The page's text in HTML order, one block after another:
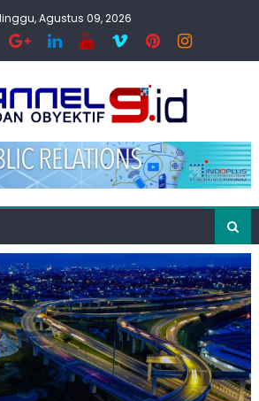
Agustus 09, 2026